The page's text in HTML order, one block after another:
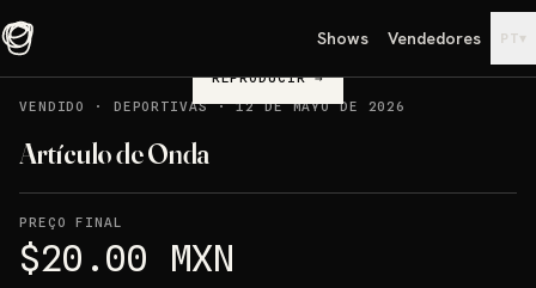
Shows Vendedores PT▾
REPRODUCIR→
VENDIDO
· DEPORTIVAS·12 DE MAYO DE 2026
Artículo de Onda
PREÇO FINAL
$20.00 MXN